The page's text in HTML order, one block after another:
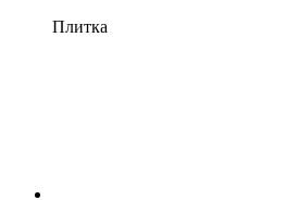
Плитка